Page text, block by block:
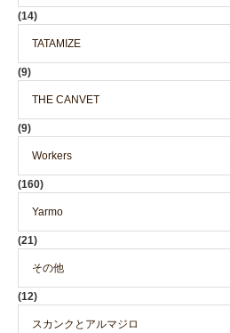
(14)
TATAMIZE
(9)
THE CANVET
(9)
Workers
(160)
Yarmo
(21)
その他
(12)
スカンクとアルマジロ